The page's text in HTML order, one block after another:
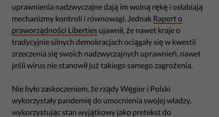
uprawnienia nadzwyczajne dają im wolną rękę i osłabiają
mechanizmy kontroli i równowagi. Jednak Raport o
praworządności Liberties ujawnił, że nawet kraje o
tradycyjnie silnych demokracjach ociągały się w kwestii
zrzeczenia się swoich nadzwyczajnych uprawnień, nawet
jeśli wirus nie stanowił już takiego samego zagrożenia.
Nie było zaskoczeniem, że rządy Węgier i Polski
wykorzystały pandemię do umocnienia swojej władzy,
wykorzystując stan wyjątkowy jako pretekst do